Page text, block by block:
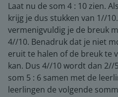
Laat nu de som 4 : 10 zien.
krijg je dus stukken van 1//
vermenigvuldig je de breuk
4//10. Benadruk dat je niet
eruit te halen of de breuk te
kan. Dus 4//10 wordt dan 2//
som 5 : 6 samen met de
leerlingen de volgende